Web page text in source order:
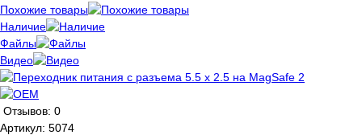
Похожие товары
Наличие
Файлы
Видео
Отзывов: 0
Артикул: 5074